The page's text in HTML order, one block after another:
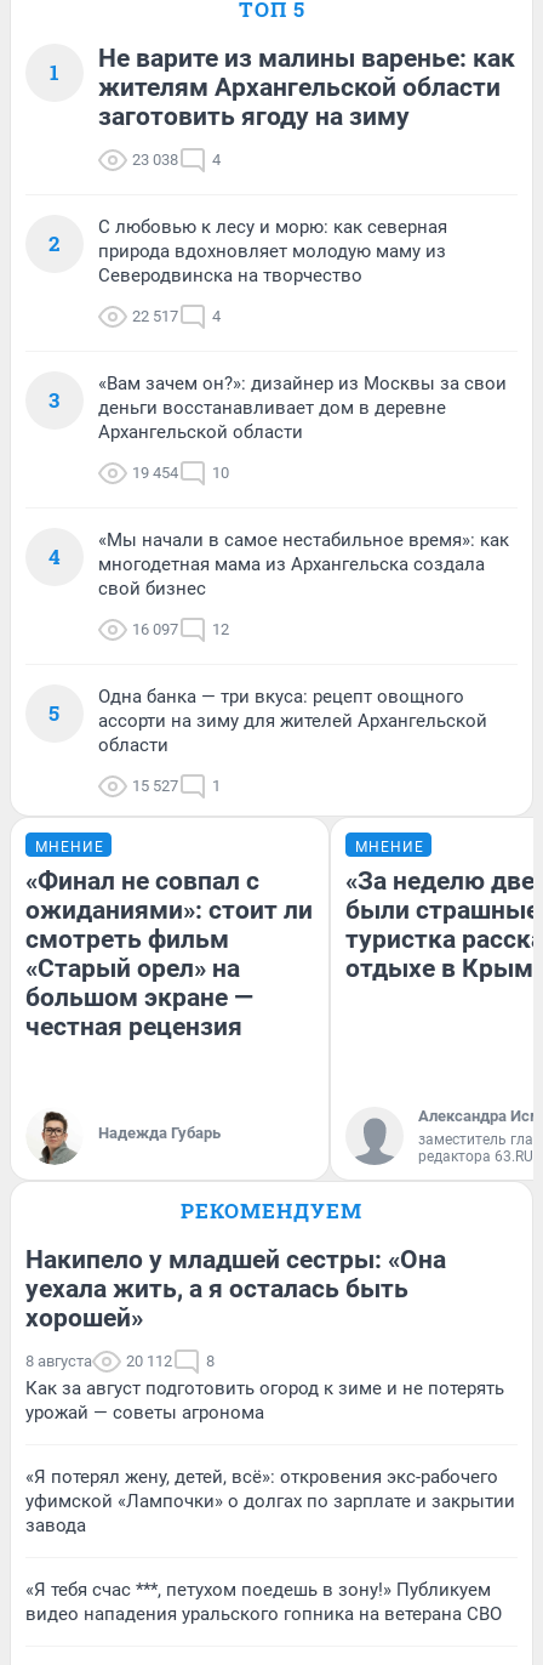
ТОП 5
1
Не варите из малины варенье: как
жителям Архангельской области
заготовить ягоду на зиму
23 038 4
2
С любовью к лесу и морю: как северная
природа вдохновляет молодую маму из
Северодвинска на творчество
22 517 4
3
«Вам зачем он?»: дизайнер из Москвы за свои
деньги восстанавливает дом в деревне
Архангельской области
19 454 10
4
«Мы начали в самое нестабильное время»: как
многодетная мама из Архангельска создала
свой бизнес
16 097 12
5
Одна банка — три вкуса: рецепт овощного
ассорти на зиму для жителей Архангельской
области
15 527 1
МНЕНИЕ
«Финал не совпал с
ожиданиями»: стоит ли
смотреть фильм
«Старый орел» на
большом экране —
честная рецензия
Надежда Губарь
МНЕНИЕ
«За неделю две
были
туристка
отдыхе в
Александра
заместитель
редактора 63.RU
РЕКОМЕНДУЕМ
Накипело у младшей сестры: «Она
уехала жить, а я осталась быть
хорошей»
8 августа 20 112 8
Как за август подготовить огород к зиме и не потерять
урожай — советы агронома
«Я потерял жену, детей, всё»: откровения экс-рабочего
уфимской «Лампочки» о долгах по зарплате и закрытии
завода
«Я тебя счас ***, петухом поедешь в зону!» Публикуем
видео нападения уральского гопника на ветерана СВО